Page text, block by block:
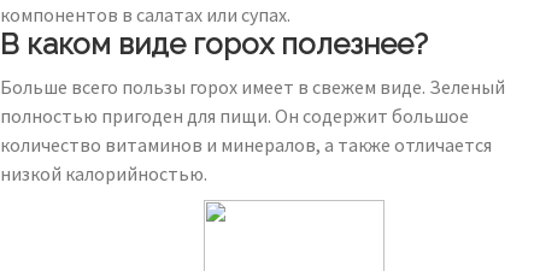
компонентов в салатах или супах.
В каком виде горох полезнее?
Больше всего пользы горох имеет в свежем виде. Зеленый
полностью пригоден для пищи. Он содержит большое
количество витаминов и минералов, а также отличается
низкой калорийностью.